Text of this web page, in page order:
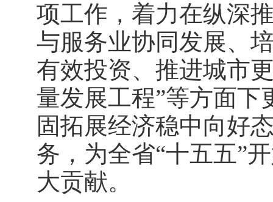
项工作，着力在纵深
与服务业协同发展、
有效投资、推进城市
量发展工程”等方面下
固拓展经济稳中向好
务，为全省“十五五”
大贡献。